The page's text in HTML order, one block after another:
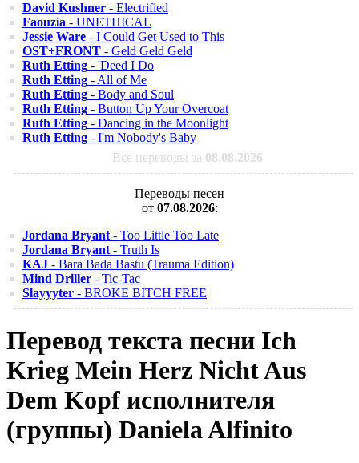
David Kushner - Electrified
Faouzia - UNETHICAL
Jessie Ware - I Could Get Used to This
OST+FRONT - Geld Geld Geld
Ruth Etting - 'Deed I Do
Ruth Etting - All of Me
Ruth Etting - Body and Soul
Ruth Etting - Button Up Your Overcoat
Ruth Etting - Dancing in the Moonlight
Ruth Etting - I'm Nobody's Baby
Все переводы за 08.08.2026
Переводы песен
от 07.08.2026:
Jordana Bryant - Too Little Too Late
Jordana Bryant - Truth Is
KAJ - Bara Bada Bastu (Trauma Edition)
Mind Driller - Tic-Tac
Slayyyter - BROKE BITCH FREE
Перевод текста песни Ich
Krieg Mein Herz Nicht Aus
Dem Kopf исполнителя
(группы) Daniela Alfinito